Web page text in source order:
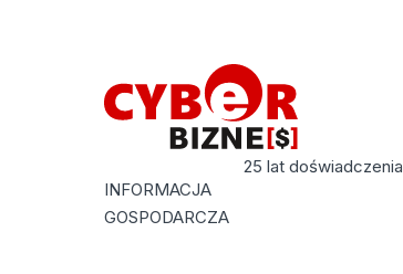
25 lat doświadczenia
INFORMACJA
GOSPODARCZA